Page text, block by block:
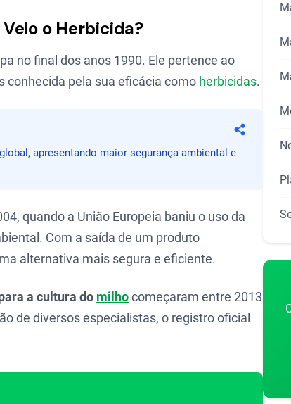
o Herbicida?
no final dos anos 1990. Ele pertence ao
conhecida pela sua eficácia como herbicidas.
apresentando maior segurança ambiental e
quando a União Europeia baniu o uso da
Com a saída de um produto
alternativa mais segura e eficiente.
a cultura do milhocomeçaram entre 2013
de diversos especialistas, o registro oficial